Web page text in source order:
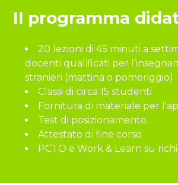
Il programma
20 lezioni di 45 minuti a
docenti qualificati per
stranieri (mattina o pomeriggio)
Classi di circa 15 studenti
Fornitura di materiale per
Test di posizionamento
Attestato di fine corso
PCTO e Work & Learn su